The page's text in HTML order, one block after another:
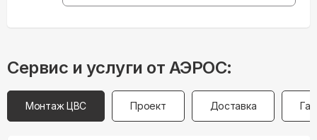
Сервис и услуги от АЭРОС:
Монтаж ЦВС Проект Доставка